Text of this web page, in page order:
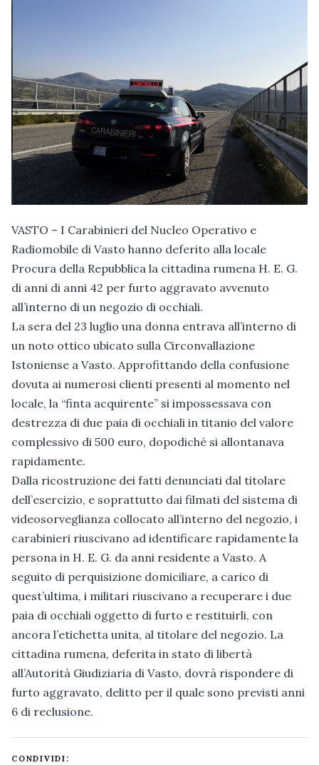
VASTO – I Carabinieri del Nucleo Operativo e
Radiomobile di Vasto hanno deferito alla locale
Procura della Repubblica la cittadina rumena H. E. G.
di anni di anni 42 per furto aggravato avvenuto
all’interno di un negozio di occhiali.
La sera del 23 luglio una donna entrava all’interno di
un noto ottico ubicato sulla Circonvallazione
Istoniense a Vasto. Approfittando della confusione
dovuta ai numerosi clienti presenti al momento nel
locale, la “finta acquirente” si impossessava con
destrezza di due paia di occhiali in titanio del valore
complessivo di 500 euro, dopodiché si allontanava
rapidamente.
Dalla ricostruzione dei fatti denunciati dal titolare
dell’esercizio, e soprattutto dai filmati del sistema di
videosorveglianza collocato all’interno del negozio, i
carabinieri riuscivano ad identificare rapidamente la
persona in H. E. G. da anni residente a Vasto. A
seguito di perquisizione domiciliare, a carico di
quest’ultima, i militari riuscivano a recuperare i due
paia di occhiali oggetto di furto e restituirli, con
ancora l’etichetta unita, al titolare del negozio. La
cittadina rumena, deferita in stato di libertà
all’Autorità Giudiziaria di Vasto, dovrà rispondere di
furto aggravato, delitto per il quale sono previsti anni
6 di reclusione.
CONDIVIDI: